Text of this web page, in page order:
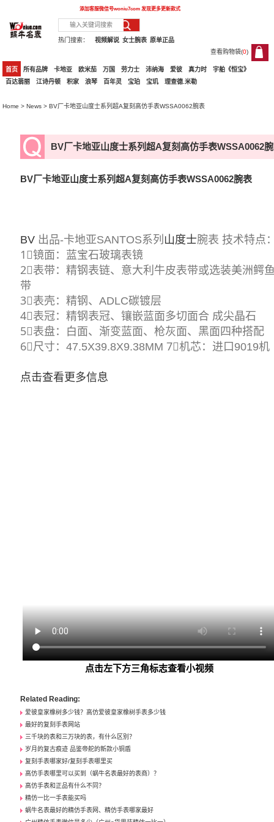
添加客服微信号woniu7com发现更多更新款式
热门搜索： 原单正品
女士腕表
视频解说
查看购物袋(0)
0
首页 所有品牌 卡地亚 欧米茄 万国 劳力士 沛纳海 爱彼 真力时
宇舶《恒宝》
百达翡丽
江诗丹顿 积家 浪琴 百年灵 宝珀 宝玑 理查德.米勒
Home >News > BV厂卡地亚山度士系列超A复刻高仿手表WSSA0062腕表
BV厂卡地亚山度士系列超A复刻高仿手表WSSA0062
BV厂卡地亚山度士系列超A复刻高仿手表WSSA0062腕表
BV 出品-卡地亚SANTOS系列 山度士腕表 技术特点
1⃣️镜面：蓝宝石玻璃表镜
2⃣️表带：精钢表链、意大利牛皮表带或选装美洲鳄
带
3⃣️表壳：精钢、ADLC碳镀层
4⃣️表冠：精钢表冠、镶嵌蓝面多切面合 成尖晶石
5⃣️表盘：白面、渐变蓝面、枪灰面、黑面四种搭配
6⃣️尺寸：47.5X39.8X9.38MM 7⃣️机芯：进口9019机
点击查看更多信息
点击左下方三角标志查看小视频
Related Reading:
爱彼皇家橡树多少钱？高仿爱彼皇家橡树手表多少钱
最好的复刻手表网站
三千块的表和三万块的表，有什么区别？
岁月的复古痕迹 品鉴帝舵的新款小铜盾
复刻手表哪家好/复刻手表哪里买
高仿手表哪里可以买到（蜗牛名表最好的表商）？
高仿手表和正品有什么不同？
精仿一比一手表能买吗
蜗牛名表最好的精仿手表网、精仿手表哪家最好